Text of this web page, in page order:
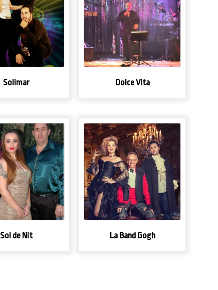
Solimar Dolce Vita
Sol de Nit La Band Gogh